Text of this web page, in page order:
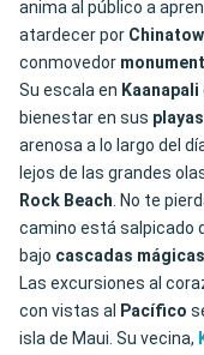
anima al público a
atardecer por
conmovedor
Su escala en Kaanapali
bienestar en sus
arenosa a lo largo del
lejos de las grandes
Rock Beach. No te
camino está salpicado
bajo cascadas mágicas
Las excursiones al
con vistas al Pacífico
isla de Maui. Su vecina,